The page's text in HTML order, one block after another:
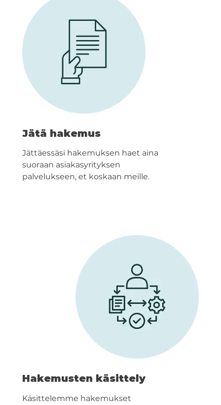
Jätä hakemus
Jättäessäsi hakemuksen haet aina
suoraan asiakasyrityksen
palvelukseen, et koskaan meille.
Hakemusten käsittely
Käsittelemme hakemukset